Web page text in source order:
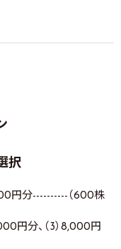
択
円分----------（600株
円分、（3）8,000円